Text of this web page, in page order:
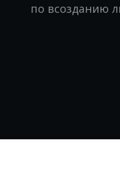
по всозданию